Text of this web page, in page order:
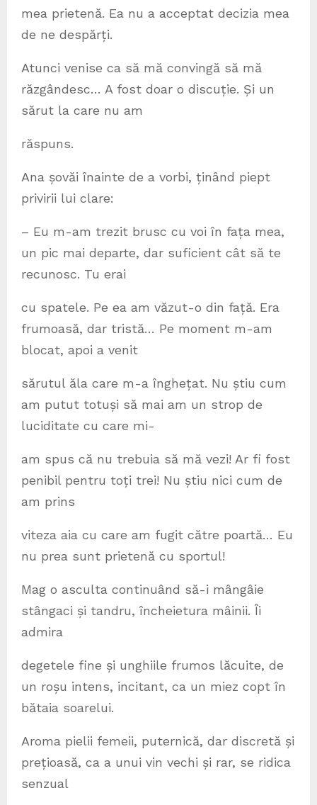
mea prietenă. Ea nu a acceptat decizia mea
de ne despărți.
Atunci venise ca să mă convingă să mă
răzgândesc… A fost doar o discuție. Și un
sărut la care nu am
răspuns.
Ana șovăi înainte de a vorbi, ținând piept
privirii lui clare:
– Eu m-am trezit brusc cu voi în fața mea,
un pic mai departe, dar suficient cât să te
recunosc. Tu erai
cu spatele. Pe ea am văzut-o din față. Era
frumoasă, dar tristă… Pe moment m-am
blocat, apoi a venit
sărutul ăla care m-a înghețat. Nu știu cum
am putut totuși să mai am un strop de
luciditate cu care mi-
am spus că nu trebuia să mă vezi! Ar fi fost
penibil pentru toți trei! Nu știu nici cum de
am prins
viteza aia cu care am fugit către poartă… Eu
nu prea sunt prietenă cu sportul!
Mag o asculta continuând să-i mângâie
stângaci și tandru, încheietura mâinii. Îi
admira
degetele fine și unghiile frumos lăcuite, de
un roșu intens, incitant, ca un miez copt în
bătaia soarelui.
Aroma pielii femeii, puternică, dar discretă și
prețioasă, ca a unui vin vechi și rar, se ridica
senzual